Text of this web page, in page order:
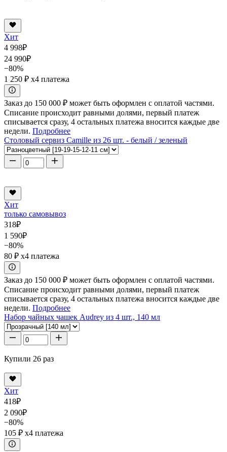
Хит
4 998₽
24 990₽
−80%
1 250 ₽ x4 платежа
Заказ до 150 000 ₽ может быть оформлен с оплатой частями.
Списание происходит равными долями, первый платеж
списывается сразу, 4 остальных платежа вносится каждые две
недели. Подробнее
Столовый сервиз Camille из 26 шт. - белый / зеленый
Хит
только самовывоз
318₽
1 590₽
−80%
80 ₽ x4 платежа
Заказ до 150 000 ₽ может быть оформлен с оплатой частями.
Списание происходит равными долями, первый платеж
списывается сразу, 4 остальных платежа вносится каждые две
недели. Подробнее
Набор чайных чашек Audrey из 4 шт., 140 мл
Купили 26 раз
Хит
418₽
2 090₽
−80%
105 ₽ x4 платежа